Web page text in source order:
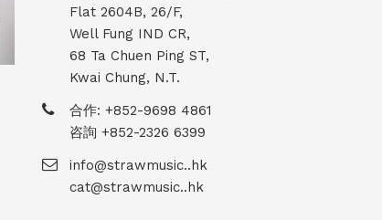
Flat 2604B, 26/F,
Well Fung IND CR,
68 Ta Chuen Ping ST,
Kwai Chung, N.T.
合作: +852-9698 4861
咨詢 +852-2326 6399
info@strawmusic..hk
cat@strawmusic..hk